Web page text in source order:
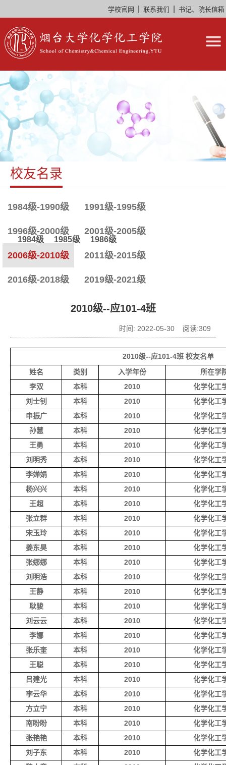
学校官网 联系我们 书记、院长信箱
校友名录
1984级-1990级
1984级 1985级 1986级
1991级-1995级
1996级-2000级 2001级-2005级
2006级-2010级 2011级-2015级
2016级-2018级 2019级-2021级
2010级--应101-4班
时间: 2022-05-30 阅读:309
2010级--应101-4班 校友名单
姓名
类别 入学年份
所在学
李双
本科 2010
化学化工
刘士钊
本科 2010
化学化工
申振广
本科 2010
化学化工
孙慧
本科 2010
化学化工
王勇
本科 2010
化学化工
刘明秀
本科 2010
化学化工
李婵娟
本科 2010
化学化工
杨兴兴
本科 2010
化学化工
王超
本科 2010
化学化工
张立群
本科 2010
化学化工
宋玉玲
本科 2010
化学化工
姜东昊
本科 2010
化学化工
张娜娜
本科 2010
化学化工
刘明浩
本科 2010
化学化工
王静
本科 2010
化学化工
耿骏
本科 2010
化学化工
刘云云
本科 2010
化学化工
李娜
本科 2010
化学化工
张乐奎
本科 2010
化学化工
王聪
本科 2010
化学化工
吕建光
本科 2010
化学化工
李云华
本科 2010
化学化工
方立宁
本科 2010
化学化工
南盼盼
本科 2010
化学化工
张艳艳
本科 2010
化学化工
刘子东
本科 2010
化学化工